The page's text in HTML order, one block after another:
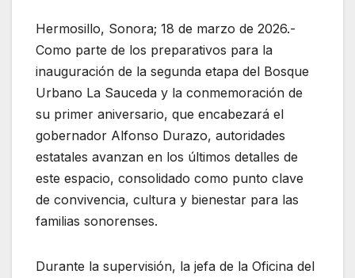
Hermosillo, Sonora; 18 de marzo de 2026.-
Como parte de los preparativos para la
inauguración de la segunda etapa del Bosque
Urbano La Sauceda y la conmemoración de
su primer aniversario, que encabezará el
gobernador Alfonso Durazo, autoridades
estatales avanzan en los últimos detalles de
este espacio, consolidado como punto clave
de convivencia, cultura y bienestar para las
familias sonorenses.
Durante la supervisión, la jefa de la Oficina del